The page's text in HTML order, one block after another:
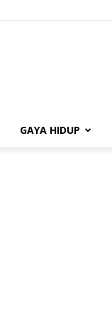
GAYA HIDUP